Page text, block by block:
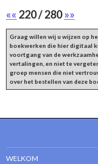
«« 220 / 280»»
Graag willen wij u wijzen op
boekwerken die hier digitaal
voortgang van de
vertalingen, en niet te
groep mensen die niet
over het bestellen van deze
WELKOM